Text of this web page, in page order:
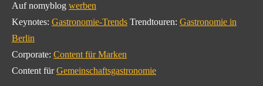
Auf nomyblog werben
Keynotes: Gastronomie-Trends Trendtouren: Gastronomie in
Berlin
Corporate: Content für Marken
Content fürGemeinschaftsgastronomie